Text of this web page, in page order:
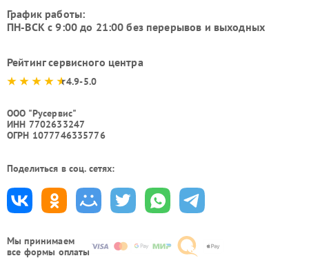
Мы принимаем
все формы оплаты
График работы:
ПН-ВСК с 9:00 до 21:00 без перерывов и выходных
Рейтинг сервисного центра
4.9-5.0
ООО "Русервис"
ИНН 7702633247
ОГРН 1077746335776
Поделиться в соц. сетях: